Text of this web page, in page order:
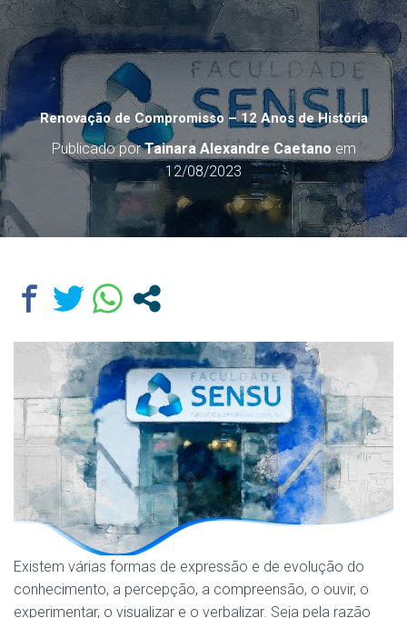
Renovação de Compromisso – 12 Anos de História
Publicado porTainara Alexandre Caetano em
12/08/2023
Existem várias formas de expressão e de evolução do
conhecimento, a percepção, a compreensão, o ouvir, o
experimentar, o visualizar e o verbalizar. Seja pela razão